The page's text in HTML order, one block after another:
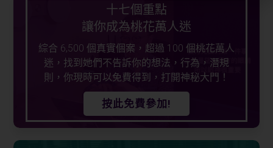
十七個重點
讓你成為桃花萬人迷
綜合 6,500 個真實個案，超過 100 個桃花萬人
迷，找到她們不告訴你的想法，行為，潛規
則，你現時可以免費得到，打開神秘大門！
按此免費參加!